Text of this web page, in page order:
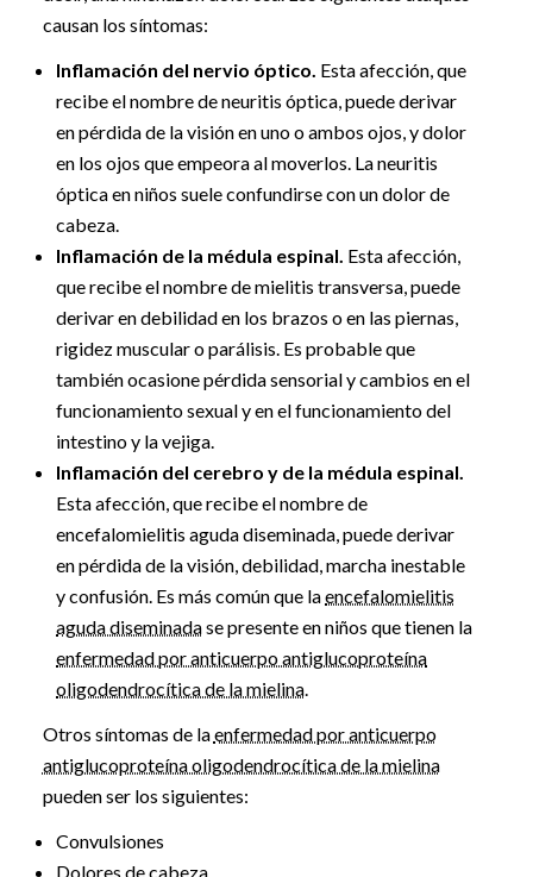
causan los síntomas:
Inflamación del nervio óptico. Esta afección, que
recibe el nombre de neuritis óptica, puede derivar
en pérdida de la visión en uno o ambos ojos, y dolor
en los ojos que empeora al moverlos. La neuritis
óptica en niños suele confundirse con un dolor de
cabeza.
Inflamación de la médula espinal. Esta afección,
que recibe el nombre de mielitis transversa, puede
derivar en debilidad en los brazos o en las piernas,
rigidez muscular o parálisis. Es probable que
también ocasione pérdida sensorial y cambios en el
funcionamiento sexual y en el funcionamiento del
intestino y la vejiga.
Inflamación del cerebro y de la médula espinal.
Esta afección, que recibe el nombre de
encefalomielitis aguda diseminada, puede derivar
en pérdida de la visión, debilidad, marcha inestable
y confusión. Es más común que laencefalomielitis
aguda diseminadase presente en niños que tienen la
enfermedad por anticuerpo antiglucoproteína
oligodendrocítica de la mielina.
Otros síntomas de laenfermedad por anticuerpo
antiglucoproteína oligodendrocítica de la mielina
pueden ser los siguientes:
Convulsiones
Dolores de cabeza